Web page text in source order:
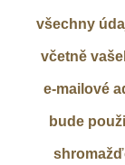
všechny
včetně
e-mailové
bude